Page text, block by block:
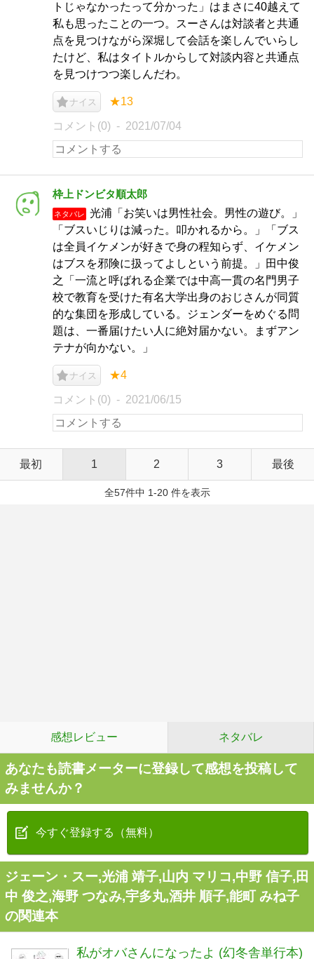
トじゃなかったって分かった」はまさに40越えて
私も思ったことの一つ。スーさんは対談者と共通
点を見つけながら深堀して会話を楽しんでいらし
たけど、私はタイトルからして対談内容と共通点
を見つけつつ楽しんだわ。
ナイス ★13
コメント(0) 2021/07/04
枠上ドンビタ順太郎
ネタバレ
光浦「お笑いは男性社会。男性の遊び。」
「ブスいじりは減った。叩かれるから。」「ブス
は全員イケメンが好きで身の程知らず、イケメン
はブスを邪険に扱ってよしという前提。」田中俊
之「一流と呼ばれる企業では中高一貫の名門男子
校で教育を受けた有名大学出身のおじさんが同質
的な集団を形成している。ジェンダーをめぐる問
題は、一番届けたい人に絶対届かない。まずアン
テナが向かない。」
ナイス ★4
コメント(0) 2021/06/15
最初 1 2 3 最後
全57件中 1-20 件を表示
感想レビュー ネタバレ
あなたも読書メーターに登録して感想を投稿して
みませんか？
今すぐ登録する（無料）
ジェーン・スー,光浦 靖子,山内 マリコ,中野 信子,田
中 俊之,海野 つなみ,宇多丸,酒井 順子,能町 みね子
の関連本
私がオバさんになったよ (幻冬舎単行本)